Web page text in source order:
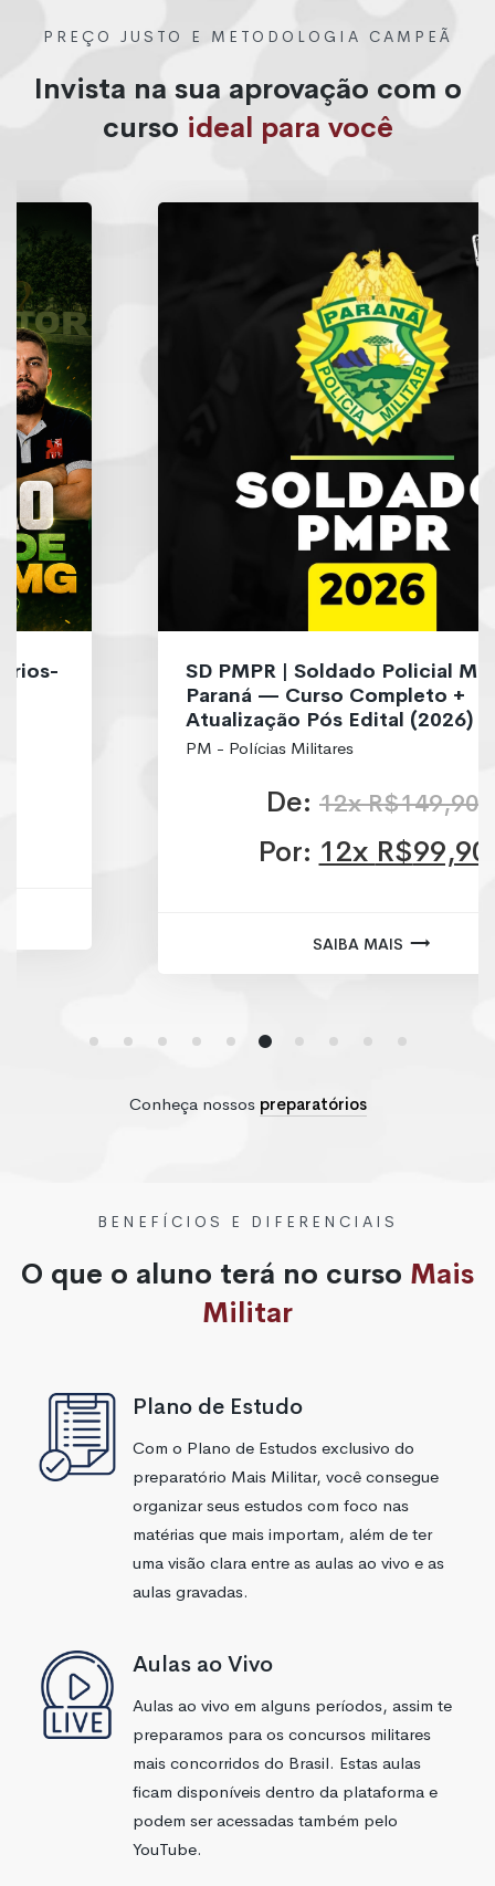
PREÇO JUSTO E METODOLOGIA CAMPEÃ
Invista na sua aprovação com o
curso ideal para você
SD PMPR | Soldado Policial Militar
Paraná — Curso Completo +
Atualização Pós Edital (2026)
PM - Polícias Militares
R$149,90
R$99,90
Conheça nossos preparatórios
BENEFÍCIOS E DIFERENCIAIS
O que o aluno terá no curso Mais
Militar
Plano de Estudo
Com o Plano de Estudos exclusivo do
preparatório Mais Militar, você consegue
organizar seus estudos com foco nas
matérias que mais importam, além de ter
uma visão clara entre as aulas ao vivo e as
aulas gravadas.
Aulas ao Vivo
Aulas ao vivo em alguns períodos, assim te
preparamos para os concursos militares
mais concorridos do Brasil. Estas aulas
ficam disponíveis dentro da plataforma e
podem ser acessadas também pelo
YouTube.